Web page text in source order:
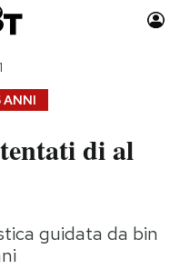
Moda
Storie/Idee
Ok Boomer!
ANNI
di al
guidata da bin